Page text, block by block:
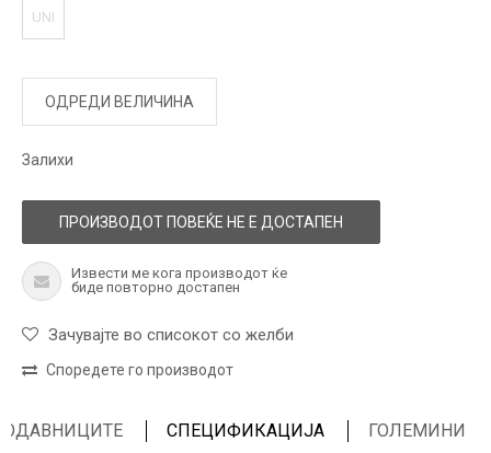
UNI
ОДРЕДИ ВЕЛИЧИНА
Залихи
ПРОИЗВОДОТ ПОВЕЌЕ НЕ Е ДОСТАПЕН
Извести ме кога производот ќе
биде повторно достапен
Зачувајте во списокот со желби
Споредете го производот
СПЕЦИФИКАЦИЈА ГОЛЕМИНИ